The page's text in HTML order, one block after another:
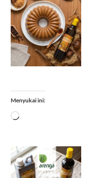
Menyukai ini:
Memuat...